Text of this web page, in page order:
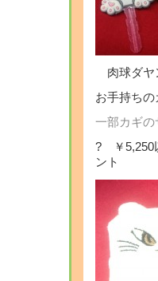
肉球
お手持ち
一部カギ
? ￥5,250
ント